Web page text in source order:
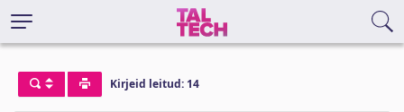
Kirjeid leitud: 14